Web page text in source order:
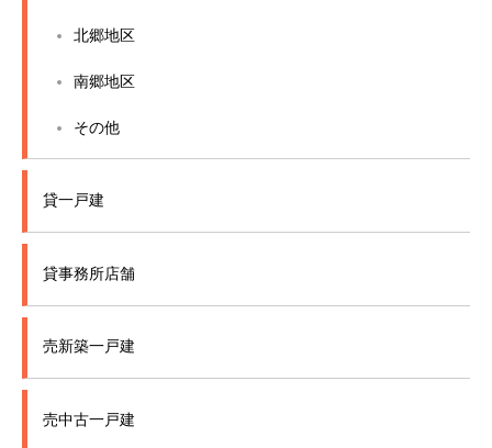
北郷地区
南郷地区
その他
貸一戸建
貸事務所店舗
売新築一戸建
売中古一戸建